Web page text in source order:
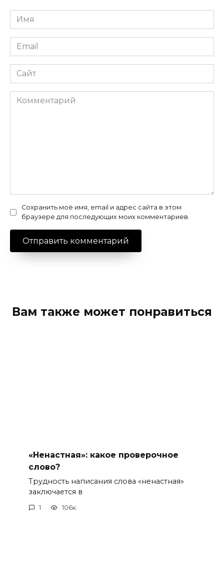
Имя
*
Email
*
Сайт
Комментарий
Сохранить моё имя, email и адрес сайта в этом
браузере для последующих моих комментариев.
Вам также может понравиться
«Ненастная»: какое проверочное
слово?
Трудность написания слова «ненастная»
заключается в
1 106к.